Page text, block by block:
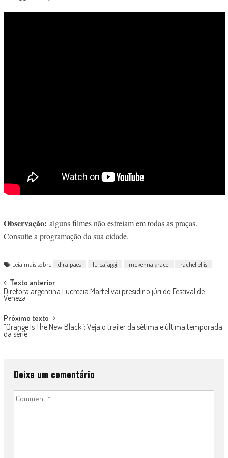
Observação: alguns filmes não estreiam em todas as praças.
Consulte a programação da sua cidade.
Leia mais sobre dira paes lu cafaggi mckenna grace rachel ellis
Post
navigation
Texto anterior
Diretora argentina Lucrecia Martel vai presidir o júri do Festival de
Veneza
Próximo texto
“Orange Is The New Black”: Veja o trailer da sétima e última temporada
da série
Deixe um comentário